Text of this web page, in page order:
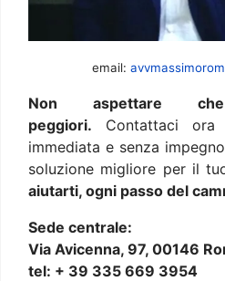
email:
Non aspettare
peggiori. Contattaci ora
immediata e senza
soluzione migliore per il
aiutarti, ogni passo del
Sede centrale:
Via Avicenna, 97, 00146
tel: + 39 335 669 3954